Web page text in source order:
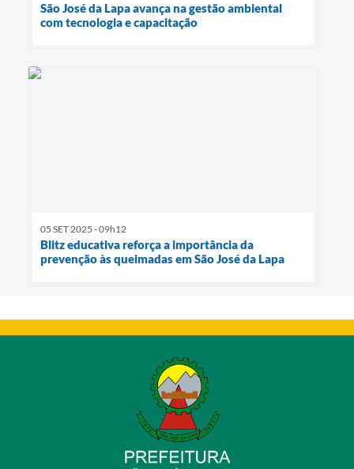
São José da Lapa avança na gestão ambiental
com tecnologia e capacitação
05 SET 2025 - 09h12
Blitz educativa reforça a importância da
prevenção às queimadas em São José da Lapa